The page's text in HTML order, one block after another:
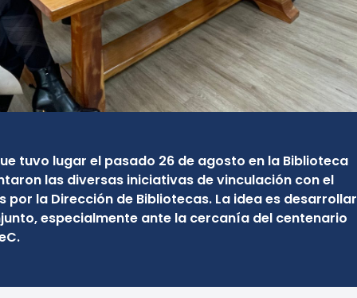
tuvo lugar el pasado 26 de agosto en la Biblioteca
las diversas iniciativas de vinculación con el
por la Dirección de Bibliotecas. La idea es desarrollar
especialmente ante la cercanía del centenario